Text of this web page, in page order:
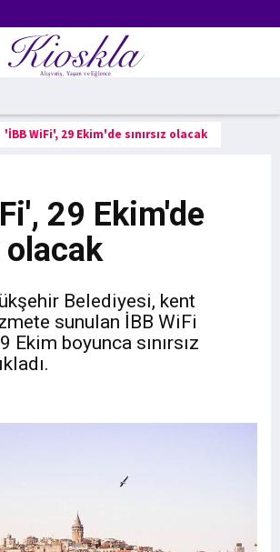
'İBB WiFi', 29 Ekim'de sınırsız olacak
29 Ekim'de
olacak
Belediyesi, kent
sunulan İBB WiFi
Ekim boyunca sınırsız